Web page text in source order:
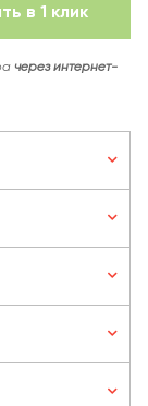
в 1 клик
через интернет-